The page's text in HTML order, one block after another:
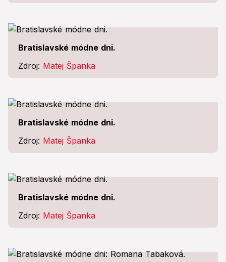
Bratislavské módne dni.
Zdroj: Matej Španka
Bratislavské módne dni.
Zdroj: Matej Španka
Bratislavské módne dni.
Zdroj: Matej Španka